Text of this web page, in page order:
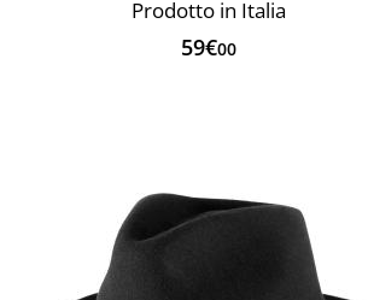
Prodotto in Italia
59€00